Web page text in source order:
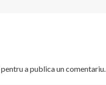
pentru a publica un comentariu.